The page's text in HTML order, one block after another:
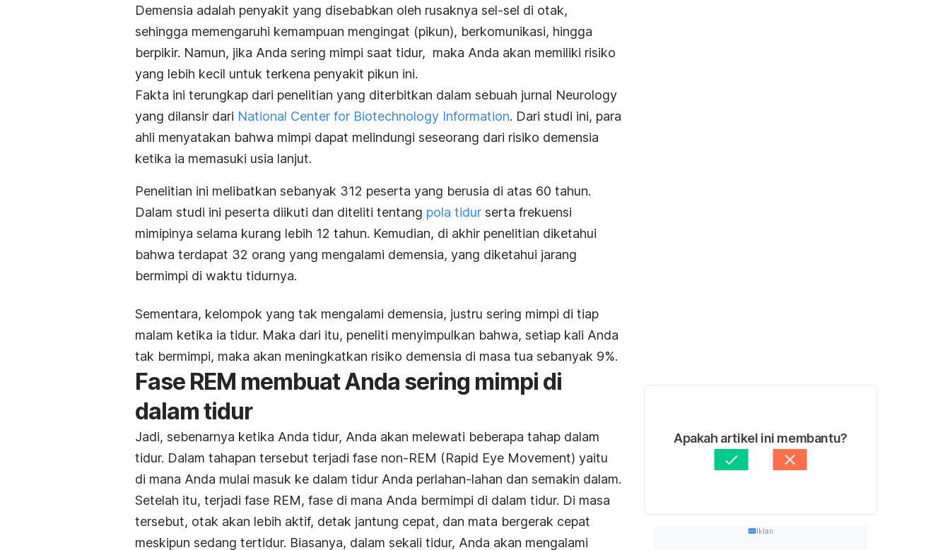
Demensia adalah penyakit yang disebabkan oleh rusaknya sel-sel di otak,
sehingga memengaruhi kemampuan mengingat (pikun), berkomunikasi, hingga
berpikir. Namun, jika Anda sering mimpi saat tidur, maka Anda akan memiliki risiko
yang lebih kecil untuk terkena penyakit pikun ini.
Fakta ini terungkap dari penelitian yang diterbitkan dalam sebuah jurnal Neurology
yang dilansir dari National Center for Biotechnology Information. Dari studi ini, para
ahli menyatakan bahwa mimpi dapat melindungi seseorang dari risiko demensia
ketika ia memasuki usia lanjut.
Penelitian ini melibatkan sebanyak 312 peserta yang berusia di atas 60 tahun.
Dalam studi ini peserta diikuti dan diteliti tentang pola tidur serta frekuensi
mimipinya selama kurang lebih 12 tahun. Kemudian, di akhir penelitian diketahui
bahwa terdapat 32 orang yang mengalami demensia, yang diketahui jarang
bermimpi di waktu tidurnya.
Sementara, kelompok yang tak mengalami demensia, justru sering mimpi di tiap
malam ketika ia tidur. Maka dari itu, peneliti menyimpulkan bahwa, setiap kali Anda
tak bermimpi, maka akan meningkatkan risiko demensia di masa tua sebanyak 9%.
Fase REM membuat Anda sering mimpi di
dalam tidur
Jadi, sebenarnya ketika Anda tidur, Anda akan melewati beberapa tahap dalam
tidur. Dalam tahapan tersebut terjadi fase non-REM (Rapid Eye Movement) yaitu
di mana Anda mulai masuk ke dalam tidur Anda perlahan-lahan dan semakin dalam.
Setelah itu, terjadi fase REM, fase di mana Anda bermimpi di dalam tidur. Di masa
tersebut, otak akan lebih aktif, detak jantung cepat, dan mata bergerak cepat
meskipun sedang tertidur. Biasanya, dalam sekali tidur, Anda akan mengalami
Apakah artikel ini membantu?
Iklan